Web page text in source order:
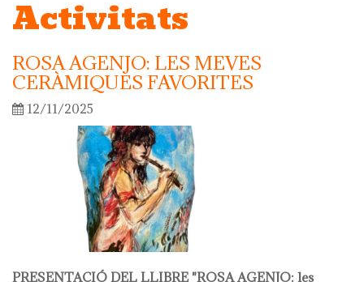
Activitats
ROSA AGENJO: LES MEVES
CERÀMIQUES FAVORITES
12/11/2025
PRESENTACIÓ DEL LLIBRE "ROSA AGENJO: les